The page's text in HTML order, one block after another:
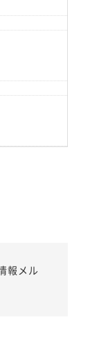
報メル